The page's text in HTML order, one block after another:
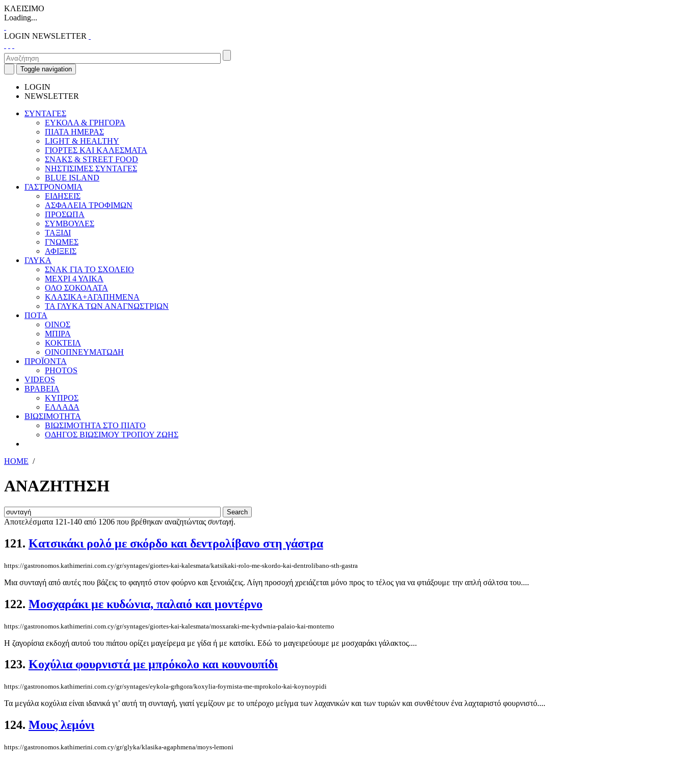
ΚΛΕΙΣΙΜΟ
Loading...
LOGIN NEWSLETTER
Toggle navigation
LOGIN
NEWSLETTER
ΣΥΝΤΑΓΕΣ
ΕΥΚΟΛΑ & ΓΡΗΓΟΡΑ
ΠΙΑΤΑ ΗΜΕΡΑΣ
LIGHT & HEALTHY
ΓΙΟΡΤΕΣ ΚΑΙ ΚΑΛΕΣΜΑΤΑ
ΣΝΑΚΣ & STREET FOOD
ΝΗΣΤΙΣΙΜΕΣ ΣΥΝΤΑΓΕΣ
BLUE ISLAND
ΓΑΣΤΡΟΝΟΜΙΑ
ΕΙΔΗΣΕΙΣ
ΑΣΦΑΛΕΙΑ ΤΡΟΦΙΜΩΝ
ΠΡΟΣΩΠΑ
ΣΥΜΒΟΥΛΕΣ
ΤΑΞΙΔΙ
ΓΝΩΜΕΣ
ΑΦΙΞΕΙΣ
ΓΛΥΚΑ
ΣΝΑΚ ΓΙΑ ΤΟ ΣΧΟΛΕΙΟ
ΜΕΧΡΙ 4 ΥΛΙΚΑ
ΟΛΟ ΣΟΚΟΛΑΤΑ
ΚΛΑΣΙΚΑ+ΑΓΑΠΗΜΕΝΑ
ΤΑ ΓΛΥΚΑ ΤΩΝ ΑΝΑΓΝΩΣΤΡΙΩΝ
ΠΟΤΑ
ΟΙΝΟΣ
ΜΠΙΡΑ
ΚΟΚΤΕΙΛ
ΟΙΝΟΠΝΕΥΜΑΤΩΔΗ
ΠΡΟΪΟΝΤΑ
PHOTOS
VIDEOS
ΒΡΑΒΕΙΑ
ΚΥΠΡΟΣ
ΕΛΛΑΔΑ
ΒΙΩΣΙΜΟΤΗΤΑ
ΒΙΩΣΙΜΟΤΗΤΑ ΣΤΟ ΠΙΑΤΟ
ΟΔΗΓΟΣ ΒΙΩΣΙΜΟΥ ΤΡΟΠΟΥ ΖΩΗΣ
HOME /
ΑΝΑΖΗΤΗΣΗ
Αποτελέσματα 121-140 από 1206 που βρέθηκαν αναζητώντας συνταγή.
121. Κατσικάκι ρολό με σκόρδο και δεντρολίβανο στη γάστρα
https://gastronomos.kathimerini.com.cy/gr/syntages/giortes-kai-kalesmata/katsikaki-rolo-me-skordo-kai-dentrolibano-sth-gastra
Μια συνταγή από αυτές που βάζεις το φαγητό στον φούρνο και ξενοιάζεις. Λίγη προσοχή χρειάζεται μόνο προς το τέλος για να φτιάξουμε την απλή σάλτσα του....
122. Μοσχαράκι με κυδώνια, παλαιό και μοντέρνο
https://gastronomos.kathimerini.com.cy/gr/syntages/giortes-kai-kalesmata/mosxaraki-me-kydwnia-palaio-kai-monterno
H ζαγορίσια εκδοχή αυτού του πιάτου ορίζει μαγείρεμα με γίδα ή με κατσίκι. Εδώ το μαγειρεύουμε με μοσχαράκι γάλακτος....
123. Κοχύλια φουρνιστά με μπρόκολο και κουνουπίδι
https://gastronomos.kathimerini.com.cy/gr/syntages/eykola-grhgora/koxylia-foyrnista-me-mprokolo-kai-koynoypidi
Τα μεγάλα κοχύλια είναι ιδανικά γι’ αυτή τη συνταγή, γιατί γεμίζουν με το υπέροχο μείγμα των λαχανικών και των τυριών και συνθέτουν ένα λαχταριστό φουρνιστό....
124. Μους λεμόνι
https://gastronomos.kathimerini.com.cy/gr/glyka/klasika-agaphmena/moys-lemoni